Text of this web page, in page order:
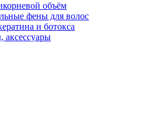
объём
фены для волос
и ботокса
аксессуары